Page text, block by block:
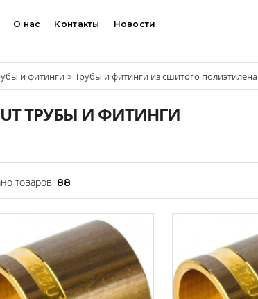
О нас Контакты Новости
и фитинги » Трубы и фитинги из сшитого полиэтилена
ТРУБЫ И ФИТИНГИ
товаров: 88